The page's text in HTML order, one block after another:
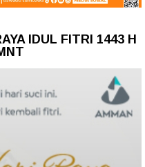
IDUL FITRI 1443 H